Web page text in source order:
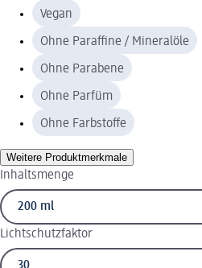
Vegan
Ohne Paraffine / Mineralöle
Ohne Parabene
Ohne Parfüm
Ohne Farbstoffe
Weitere Produktmerkmale
Inhaltsmenge
Lichtschutzfaktor